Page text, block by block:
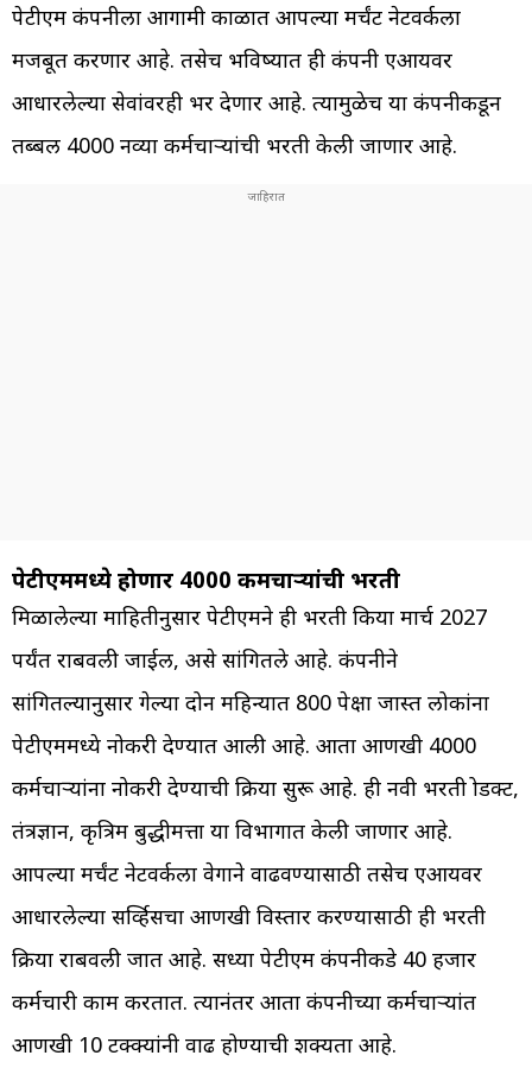
पेटीएम कंपनीला आगामी काळात आपल्या मर्चंट नेटवर्कला
मजबूत करणार आहे. तसेच भविष्यात ही कंपनी एआयवर
आधारलेल्या सेवांवरही भर देणार आहे. त्यामुळेच या कंपनीकडून
तब्बल 4000 नव्या कर्मचाऱ्यांची भरती केली जाणार आहे.
पेटीएममध्ये होणार 4000 कर्मचाऱ्यांची भरती
मिळालेल्या माहितीनुसार पेटीएमने ही भरती प्रकिया मार्च 2027
पर्यंत राबवली जाईल, असे सांगितले आहे. कंपनीने
सांगितल्यानुसार गेल्या दोन महिन्यात 800 पेक्षा जास्त लोकांना
पेटीएममध्ये नोकरी देण्यात आली आहे. आता आणखी 4000
कर्मचाऱ्यांना नोकरी देण्याची प्रक्रिया सुरू आहे. ही नवी भरती प्रोडक्ट,
तंत्रज्ञान, कृत्रिम बुद्धीमत्ता या विभागात केली जाणार आहे.
आपल्या मर्चंट नेटवर्कला वेगाने वाढवण्यासाठी तसेच एआयवर
आधारलेल्या सर्व्हिसचा आणखी विस्तार करण्यासाठी ही भरती
प्रक्रिया राबवली जात आहे. सध्या पेटीएम कंपनीकडे 40 हजार
कर्मचारी काम करतात. त्यानंतर आता कंपनीच्या कर्मचाऱ्यांत
आणखी 10 टक्क्यांनी वाढ होण्याची शक्यता आहे.